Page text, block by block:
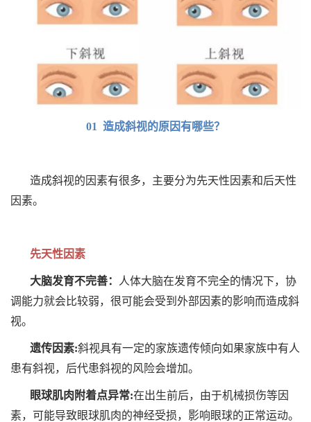
01 造成斜视的原因有哪些？
造成斜视的因素有很多，主要分为先天性因素和后天性
因素。
先天性因素
大脑发育不完善：
人体大脑在发育不完全的情况下，协
调能力就会比较弱，很可能会受到外部因素的影响而造成斜
视。
遗传因素:斜视具有一定的家族遗传倾向如果家族中有人
患有斜视，后代患斜视的风险会增加。
眼球肌肉附着点异常:在出生前后，由于机械损伤等因
素，可能导致眼球肌肉的神经受损，影响眼球的正常运动。